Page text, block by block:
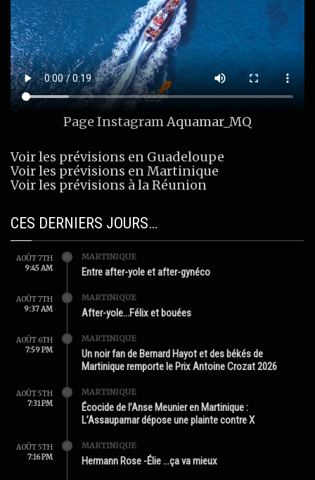
Page Instagram Aquamar_MQ
Voir les prévisions en Guadeloupe
Voir les prévisions en Martinique
Voir les prévisions à la Réunion
CES DERNIERS JOURS…
AOÛT 7TH
9:45 AM
MARTINIQUE
Entre after-yole et after-gynéco
AOÛT 7TH
9:37 AM
MARTINIQUE
After-yole…Félix et bouées
AOÛT 6TH
7:59 PM
MARTINIQUE
Un noir fan de Bernard Hayot et des békés de
Martinique remporte le Prix Antoine Crozat 2026
AOÛT 5TH
7:31 PM
MARTINIQUE
Écocide de l’Anse Meunier en Martinique :
L’Assaupamar dépose une plainte contre X
AOÛT 5TH
7:16 PM
MARTINIQUE
Hermann Rose -Élie …ça va mieux